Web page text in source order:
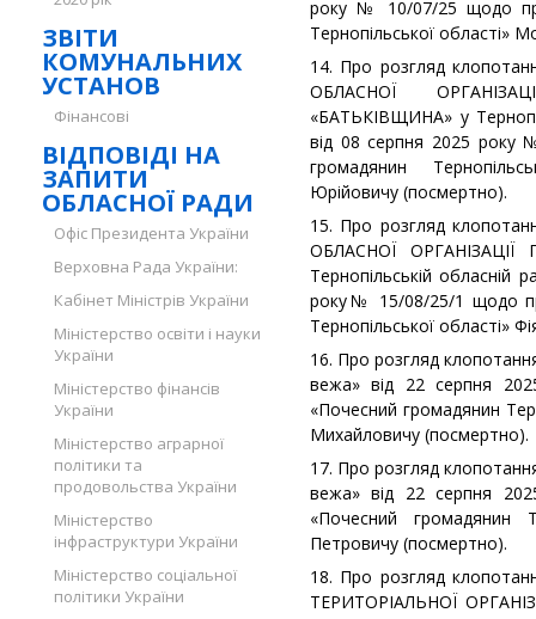
ЗВІТИ
КОМУНАЛЬНИХ
УСТАНОВ
Фінансові
ВІДПОВІДІ НА
ЗАПИТИ
ОБЛАСНОЇ РАДИ
Офіс Президента України
Верховна Рада України:
Кабінет Міністрів України
Міністерство освіти і науки
України
Міністерство фінансів
України
Міністерство аграрної
політики та
продовольства України
Міністерство
інфраструктури України
Міністерство соціальної
політики України
року № 10/07/25 щодо
Тернопільської області»
14. Про розгляд
ОБЛАСНОЇ
«БАТЬКІВЩИНА» у
від 08 серпня 2025 року
громадянин
Юрійовичу (посмертно).
15. Про розгляд
ОБЛАСНОЇ
Тернопільській обласній
року№ 15/08/25/1 щодо
Тернопільської області»
16. Про розгляд
вежа» від 22 серпня
«Почесний громадянин
Михайловичу (посмертно).
17. Про розгляд
вежа» від 22 серпня
«Почесний громадянин
Петровичу (посмертно).
18. Про розгляд
ТЕРИТОРІАЛЬНОЇ